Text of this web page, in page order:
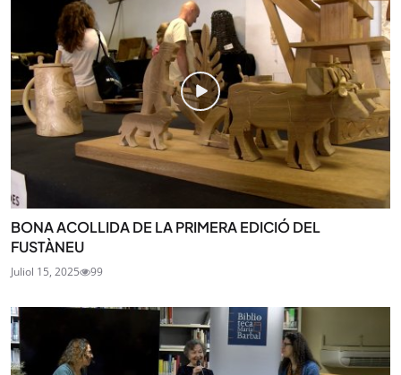
BONA ACOLLIDA DE LA PRIMERA EDICIÓ DEL
FUSTÀNEU
Juliol 15, 2025 99